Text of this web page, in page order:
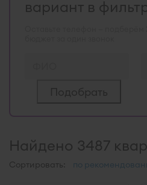
вариант в
Найдено 3487
Сортировать: по